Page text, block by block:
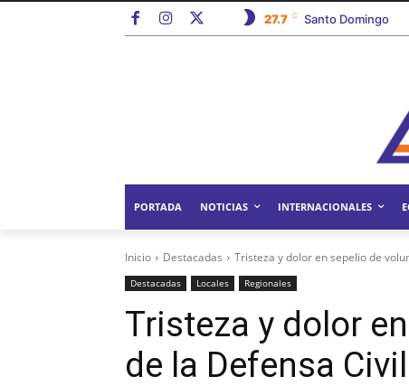
27.7 C Santo Domingo
PORTADA NOTICIAS INTERNACIONALES
Inicio Destacadas Tristeza y dolor en sepelio de
Destacadas Locales Regionales
Tristeza y dolor
de la Defensa